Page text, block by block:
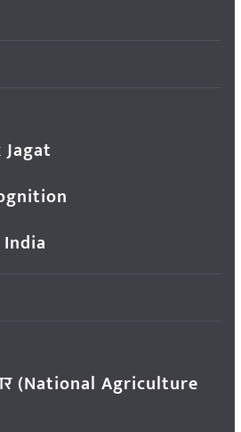
(National Agriculture